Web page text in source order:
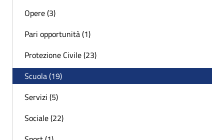
Opere (3)
Pari opportunità (1)
Protezione Civile (23)
Scuola (19)
Servizi (5)
Sociale (22)